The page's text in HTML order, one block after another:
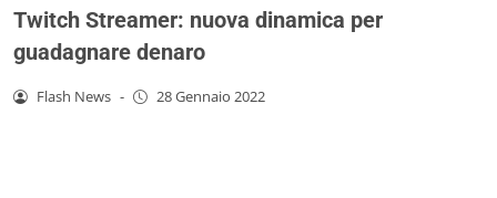
Twitch Streamer: nuova dinamica per
guadagnare denaro
Flash News - 28 Gennaio 2022